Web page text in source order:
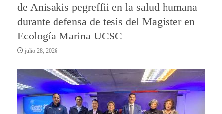
de Anisakis pegreffii en la salud humana
durante defensa de tesis del Magíster en
Ecología Marina UCSC
julio 28, 2026